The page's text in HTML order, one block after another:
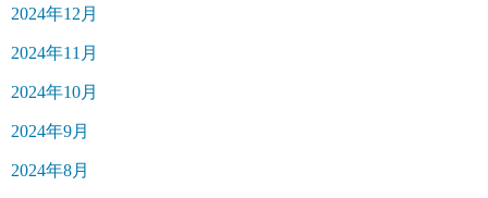
2024年12月
2024年11月
2024年10月
2024年9月
2024年8月